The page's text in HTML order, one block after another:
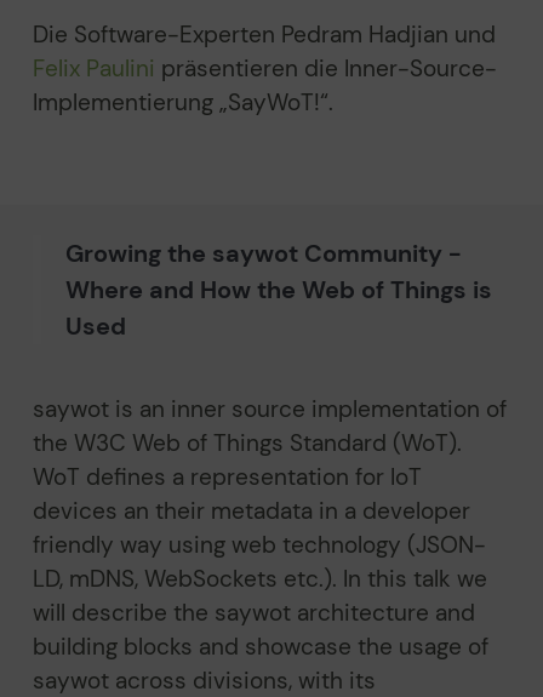
Die Software-Experten Pedram Hadjian und
Felix Paulini präsentieren die Inner-Source-
Implementierung „SayWoT!“.
Growing the saywot Community -
Where and How the Web of Things is
Used
saywot is an inner source implementation of
the W3C Web of Things Standard (WoT).
WoT defines a representation for IoT
devices an their metadata in a developer
friendly way using web technology (JSON-
LD, mDNS, WebSockets etc.). In this talk we
will describe the saywot architecture and
building blocks and showcase the usage of
saywot across divisions, with its